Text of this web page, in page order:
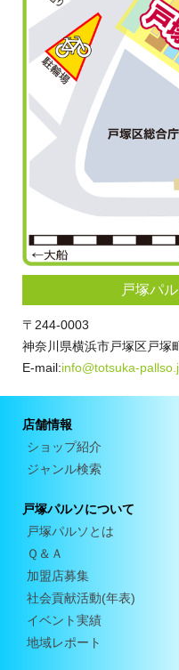
戸塚パ
〒244-0003
神奈川県横浜市戸塚区戸塚
E-mail:info@totsuka-
店舗情報
ショップ紹介
ジャンル検索
戸塚パルソについて
戸塚パルソとは
Ｑ＆Ａ
加盟店募集
社会貢献活動(年表)
イベント実績
地域レポート